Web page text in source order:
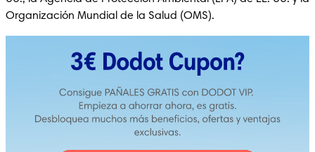
Organización Mundial de la Salud (OMS).